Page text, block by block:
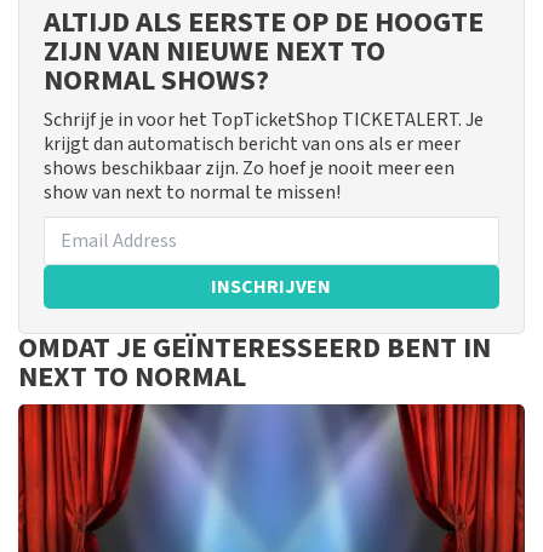
ALTIJD ALS EERSTE OP DE HOOGTE
ZIJN VAN NIEUWE NEXT TO
NORMAL SHOWS?
Schrijf je in voor het TopTicketShop TICKETALERT. Je
krijgt dan automatisch bericht van ons als er meer
shows beschikbaar zijn. Zo hoef je nooit meer een
show van next to normal te missen!
INSCHRIJVEN
OMDAT JE GEÏNTERESSEERD BENT IN
NEXT TO NORMAL